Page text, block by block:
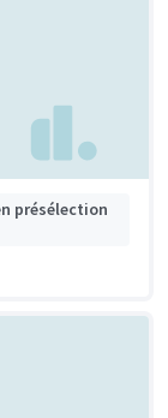
présélection